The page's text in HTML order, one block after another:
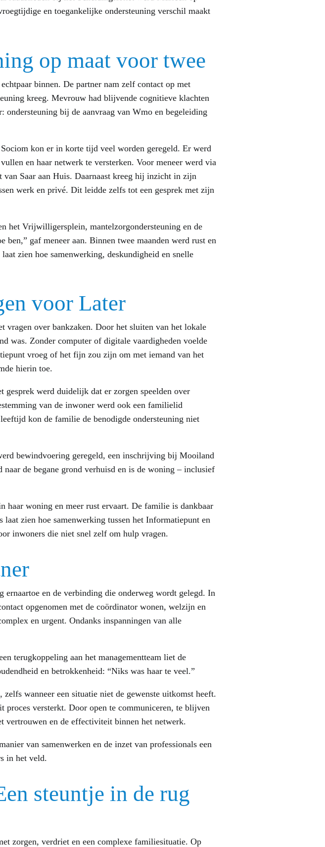
en toegankelijke ondersteuning verschil maakt
op maat voor twee
binnen. De partner nam zelf contact op met
kreeg. Mevrouw had blijvende cognitieve klachten
bij de aanvraag van Wmo en begeleiding
kon er in korte tijd veel worden geregeld. Er werd
en haar netwerk te versterken. Voor meneer werd via
Saar aan Huis. Daarnaast kreeg hij inzicht in zijn
werk en privé. Dit leidde zelfs tot een gesprek met zijn
het Vrijwilligersplein, mantelzorgondersteuning en de
gaf meneer aan. Binnen twee maanden werd rust en
zien hoe samenwerking, deskundigheid en snelle
voor Later
over bankzaken. Door het sluiten van het lokale
was. Zonder computer of digitale vaardigheden voelde
vroeg of het fijn zou zijn om met iemand van het
hierin toe.
gesprek werd duidelijk dat er zorgen speelden over
van de inwoner werd ook een familielid
kon de familie de benodigde ondersteuning niet
bewindvoering geregeld, een inschrijving bij Mooiland
naar de begane grond verhuisd en is de woning – inclusief
woning en meer rust ervaart. De familie is dankbaar
zien hoe samenwerking tussen het Informatiepunt en
inwoners die niet snel zelf om hulp vragen.
en de verbinding die onderweg wordt gelegd. In
opgenomen met de coördinator wonen, welzijn en
en urgent. Ondanks inspanningen van alle
terugkoppeling aan het managementteam liet de
en betrokkenheid: “Niks was haar te veel.”
wanneer een situatie niet de gewenste uitkomst heeft.
proces versterkt. Door open te communiceren, te blijven
vertrouwen en de effectiviteit binnen het netwerk.
van samenwerken en de inzet van professionals een
in het veld.
steuntje in de rug
zorgen, verdriet en een complexe familiesituatie. Op